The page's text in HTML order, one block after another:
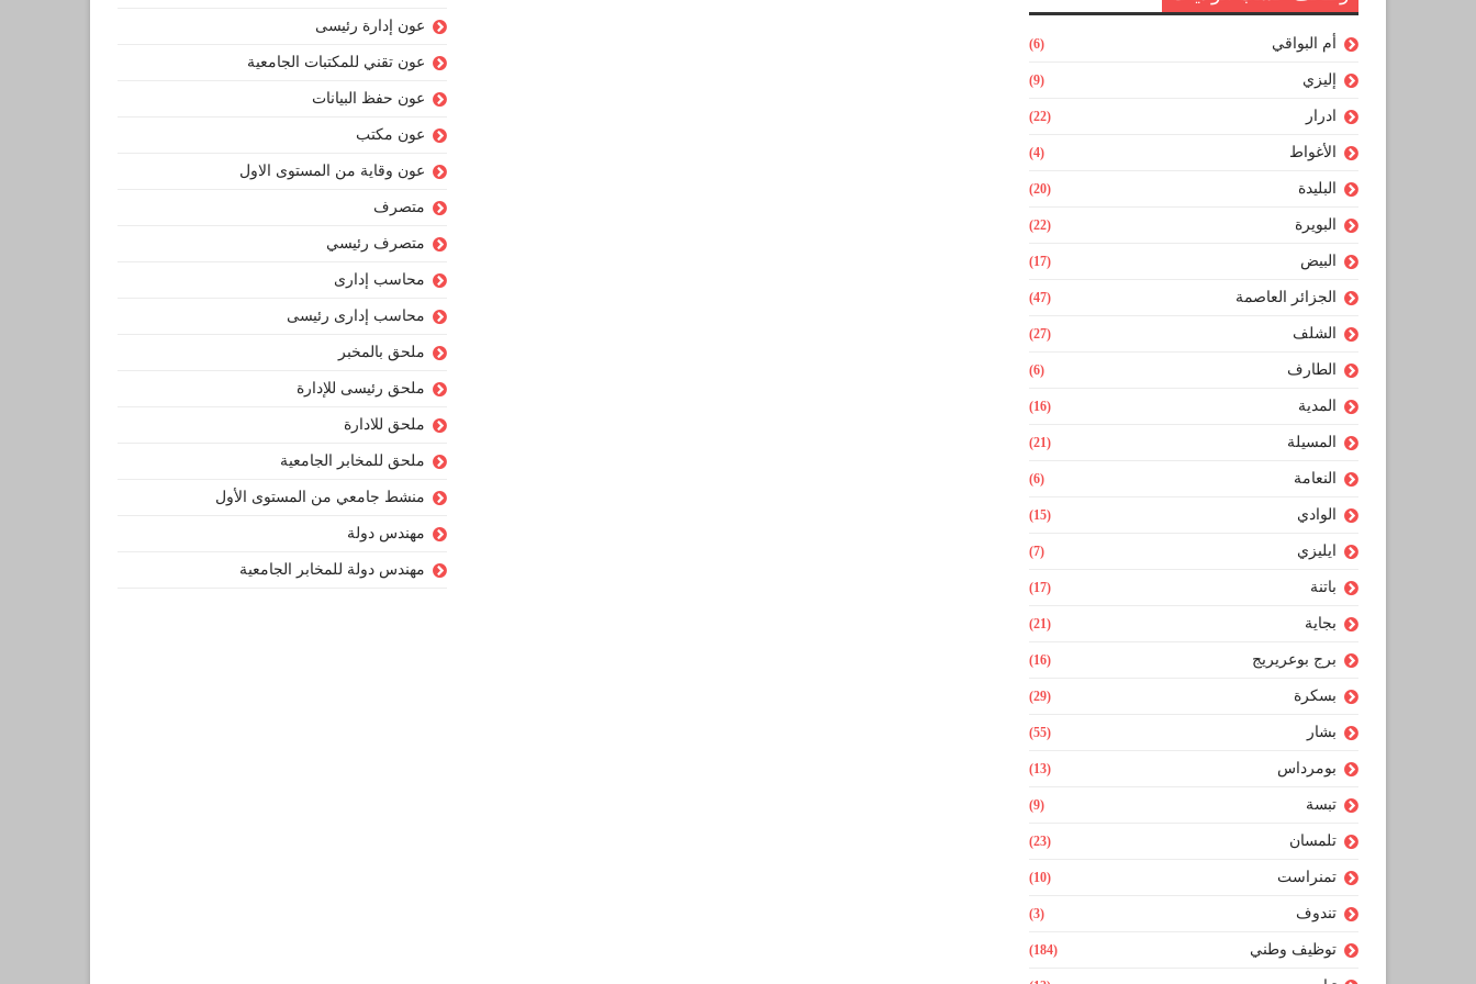
أم البواقي (6)
إليزي (9)
ادرار (22)
الأغواط (4)
البليدة (20)
البويرة (22)
البيض (17)
الجزائر العاصمة (47)
الشلف (27)
الطارف (6)
المدية (16)
المسيلة (21)
النعامة (6)
الوادي (15)
ايليزي (7)
باتنة (17)
بجاية (21)
برج بوعريريج (16)
بسكرة (29)
بشار (55)
بومرداس (13)
تبسة (9)
تلمسان (23)
تمنراست (10)
تندوف (3)
توظيف وطني (184)
عون إدارة رئيسى
عون تقني للمكتبات الجامعية
عون حفظ البيانات
عون مكتب
عون وقاية من المستوى الاول
متصرف
متصرف رئيسي
محاسب إدارى
محاسب إدارى رئيسى
ملحق بالمخبر
ملحق رئيسى للإدارة
ملحق للادارة
ملحق للمخابر الجامعية
منشط جامعي من المستوى الأول
مهندس دولة
مهندس دولة للمخابر الجامعية